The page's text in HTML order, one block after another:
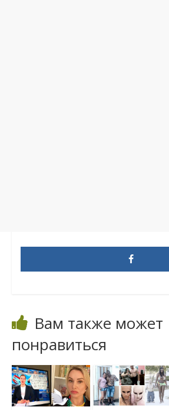
Вам также может
понравиться